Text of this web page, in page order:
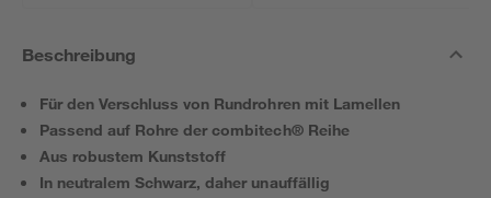
Beschreibung
Für den Verschluss von Rundrohren mit Lamellen
Passend auf Rohre der combitech® Reihe
Aus robustem Kunststoff
In neutralem Schwarz, daher unauffällig